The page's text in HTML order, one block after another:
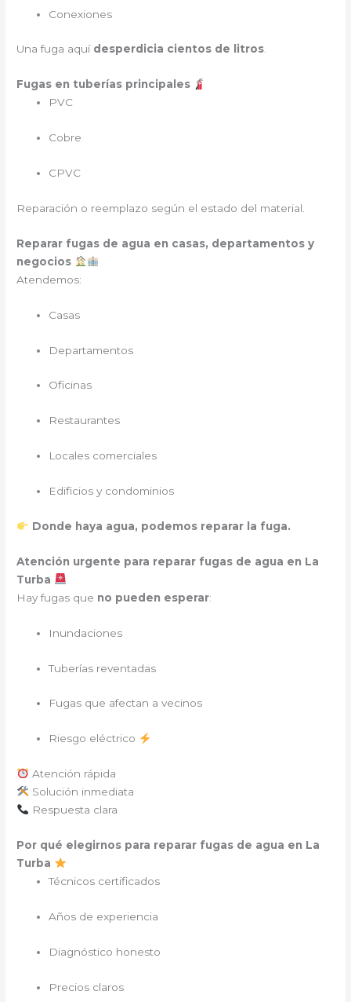
Conexiones
Una fuga aquí desperdicia cientos de litros.
Fugas en tuberías principales
PVC
Cobre
CPVC
Reparación o reemplazo según el estado del material.
Reparar fugas de agua en casas, departamentos y
negocios
Atendemos:
Casas
Departamentos
Oficinas
Restaurantes
Locales comerciales
Edificios y condominios
Donde haya agua, podemos reparar la fuga.
Atención urgente para reparar fugas de agua en La
Turba
Hay fugas que no pueden esperar:
Inundaciones
Tuberías reventadas
Fugas que afectan a vecinos
Riesgo eléctrico
Atención rápida
Solución inmediata
Respuesta clara
Por qué elegirnos para reparar fugas de agua en La
Turba
Técnicos certificados
Años de experiencia
Diagnóstico honesto
Precios claros